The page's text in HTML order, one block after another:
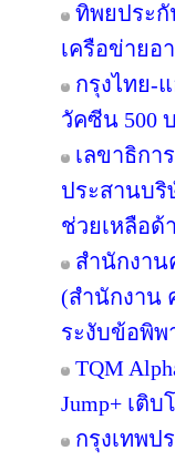
ทิพยประกั
เครือข่ายอ
กรุงไทย-
วัคซีน 500
เลขาธิกา
ประสานบริ
ช่วยเหลือด้
สำนักงาน
(สำนักงาน
ระงับข้อพิพ
TQM
Jump+ เติ
กรุงเทพป